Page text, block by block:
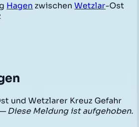
Hagen zwischenWetzlar-Ost
und Wetzlarer Kreuz Gefahr
Diese Meldung ist aufgehoben.